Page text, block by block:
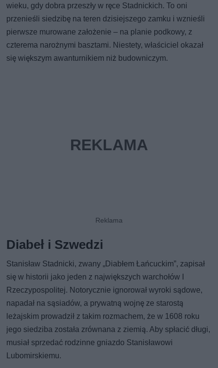
wieku, gdy dobra przeszły w ręce Stadnickich. To oni
przenieśli siedzibę na teren dzisiejszego zamku i wznieśli
pierwsze murowane założenie – na planie podkowy, z
czterema narożnymi basztami. Niestety, właściciel okazał
się większym awanturnikiem niż budowniczym.
Diabeł i Szwedzi
Stanisław Stadnicki, zwany „Diabłem Łańcuckim”, zapisał
się w historii jako jeden z największych warchołów I
Rzeczypospolitej. Notorycznie ignorował wyroki sądowe,
napadał na sąsiadów, a prywatną wojnę ze starostą
leżajskim prowadził z takim rozmachem, że w 1608 roku
jego siedziba została zrównana z ziemią. Aby spłacić długi,
musiał sprzedać rodzinne gniazdo Stanisławowi
Lubomirskiemu.